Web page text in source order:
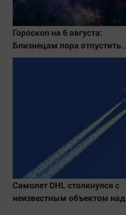
Гороскоп на 6 августа:
Близнецам пора отпустить
прошлое, а Стрельцы
Самолет DHL столкнулся с
неизвестным объектом над